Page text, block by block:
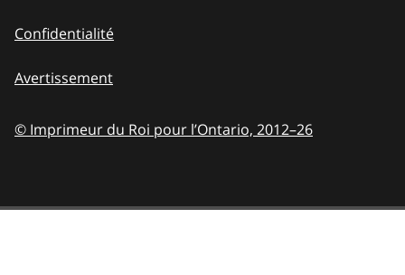
Confidentialité
Avertissement
© Imprimeur du Roi pour l’Ontario, 2012–26